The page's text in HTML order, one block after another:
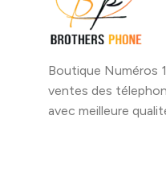
Boutique Numéros
ventes des
avec meilleure